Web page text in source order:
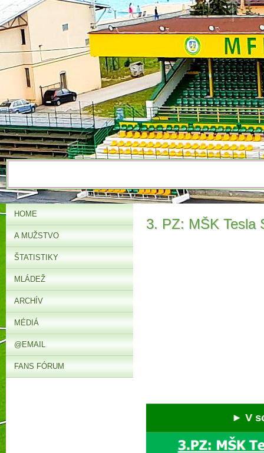
3. PZ: MŠK Tesla
► V
HOME
A MUŽSTVO
ŠTATISTIKY
MLÁDEŽ
ARCHÍV
MÉDIÁ
@EMAIL
FANS FÓRUM